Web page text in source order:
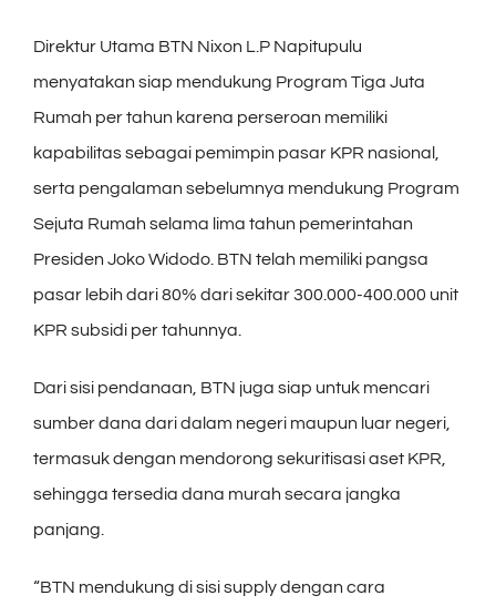
Direktur Utama BTN Nixon L.P Napitupulu
menyatakan siap mendukung Program Tiga Juta
Rumah per tahun karena perseroan memiliki
kapabilitas sebagai pemimpin pasar KPR nasional,
serta pengalaman sebelumnya mendukung Program
Sejuta Rumah selama lima tahun pemerintahan
Presiden Joko Widodo. BTN telah memiliki pangsa
pasar lebih dari 80% dari sekitar 300.000-400.000 unit
KPR subsidi per tahunnya.
Dari sisi pendanaan, BTN juga siap untuk mencari
sumber dana dari dalam negeri maupun luar negeri,
termasuk dengan mendorong sekuritisasi aset KPR,
sehingga tersedia dana murah secara jangka
panjang.
“BTN mendukung di sisi supply dengan cara